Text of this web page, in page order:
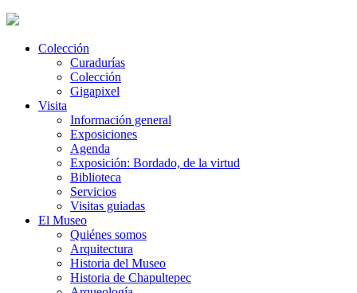
Colección
Curadurías
Colección
Gigapixel
Visita
Información general
Exposiciones
Agenda
Exposición: Bordado, de la virtud
Biblioteca
Servicios
Visitas guiadas
El Museo
Quiénes somos
Arquitectura
Historia del Museo
Historia de Chapultepec